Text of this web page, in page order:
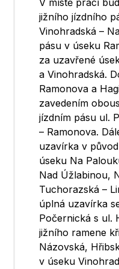
V místě prací
jižního jízdního
Vinohradská –
pásu v úseku
za uzavřené
a Vinohradská.
Ramonova a
zavedením
jízdním pásu ul.
– Ramonova.
uzavírka v
úseku Na
Nad Úžlabinou,
Tuchorazská –
úplná uzavírka
Počernická s ul.
jižního ramene
Názovská,
v úseku